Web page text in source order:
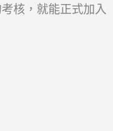
核，就能正式加入